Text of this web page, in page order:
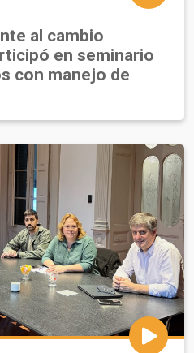
al cambio
en seminario
con manejo de